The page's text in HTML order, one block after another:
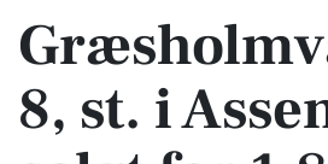
8, st. i